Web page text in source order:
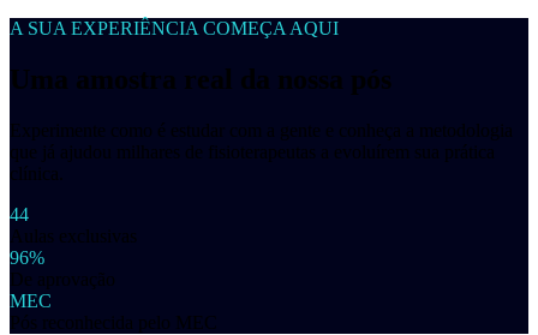
A SUA EXPERIÊNCIA COMEÇA AQUI
Uma amostra real da nossa pós
Experimente como é estudar com a gente e conheça a metodologia
que já ajudou milhares de fisioterapeutas a evoluírem sua prática
clínica.
44
Aulas exclusivas
96%
De aprovação
MEC
Pós reconhecida pelo MEC